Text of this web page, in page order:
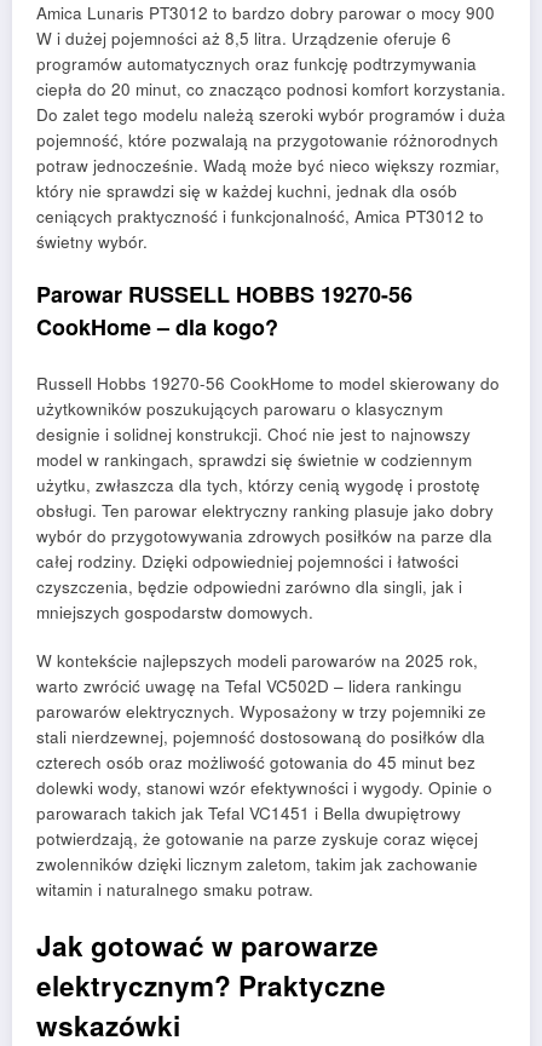
Amica Lunaris PT3012 to bardzo dobry parowar o mocy 900
W i dużej pojemności aż 8,5 litra. Urządzenie oferuje 6
programów automatycznych oraz funkcję podtrzymywania
ciepła do 20 minut, co znacząco podnosi komfort korzystania.
Do zalet tego modelu należą szeroki wybór programów i duża
pojemność, które pozwalają na przygotowanie różnorodnych
potraw jednocześnie. Wadą może być nieco większy rozmiar,
który nie sprawdzi się w każdej kuchni, jednak dla osób
ceniących praktyczność i funkcjonalność, Amica PT3012 to
świetny wybór.
Parowar RUSSELL HOBBS 19270-56
CookHome – dla kogo?
Russell Hobbs 19270-56 CookHome to model skierowany do
użytkowników poszukujących parowaru o klasycznym
designie i solidnej konstrukcji. Choć nie jest to najnowszy
model w rankingach, sprawdzi się świetnie w codziennym
użytku, zwłaszcza dla tych, którzy cenią wygodę i prostotę
obsługi. Ten parowar elektryczny ranking plasuje jako dobry
wybór do przygotowywania zdrowych posiłków na parze dla
całej rodziny. Dzięki odpowiedniej pojemności i łatwości
czyszczenia, będzie odpowiedni zarówno dla singli, jak i
mniejszych gospodarstw domowych.
W kontekście najlepszych modeli parowarów na 2025 rok,
warto zwrócić uwagę na Tefal VC502D – lidera rankingu
parowarów elektrycznych. Wyposażony w trzy pojemniki ze
stali nierdzewnej, pojemność dostosowaną do posiłków dla
czterech osób oraz możliwość gotowania do 45 minut bez
dolewki wody, stanowi wzór efektywności i wygody. Opinie o
parowarach takich jak Tefal VC1451 i Bella dwupiętrowy
potwierdzają, że gotowanie na parze zyskuje coraz więcej
zwolenników dzięki licznym zaletom, takim jak zachowanie
witamin i naturalnego smaku potraw.
Jak gotować w parowarze
elektrycznym? Praktyczne
wskazówki